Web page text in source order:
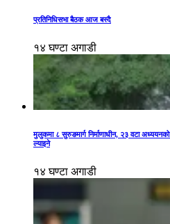
प्रतिनिधिसभा बैठक आज बस्दै
१४ घण्टा अगाडी
मुलुकमा ८ सुरुङमार्ग निर्माणाधीन, २३ वटा
ल्याइने
१४ घण्टा अगाडी